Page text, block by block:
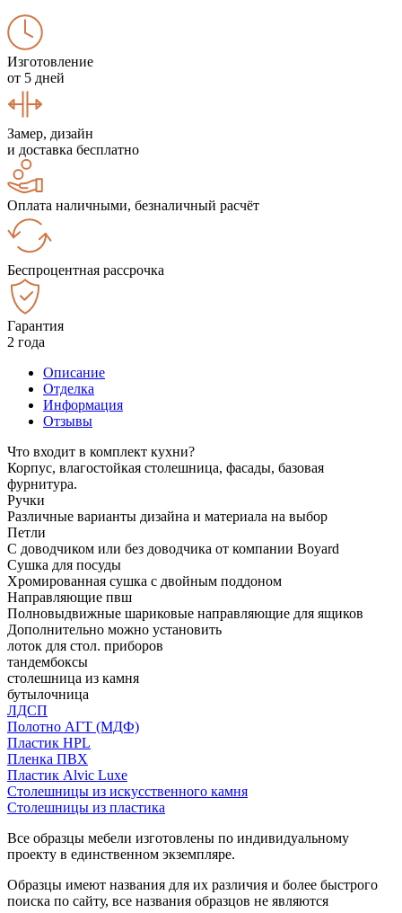
Изготовление
от 5 дней
Замер, дизайн
и доставка бесплатно
Оплата наличными, безналичный расчёт
Беспроцентная рассрочка
Гарантия
2 года
Описание
Отделка
Информация
Отзывы
Что входит в комплект кухни?
Корпус, влагостойкая столешница, фасады, базовая
фурнитура.
Ручки
Различные варианты дизайна и материала на выбор
Петли
С доводчиком или без доводчика от компании Boyard
Сушка для посуды
Хромированная сушка с двойным поддоном
Направляющие пвш
Полновыдвижные шариковые направляющие для ящиков
Дополнительно можно установить
лоток для стол. приборов
тандембоксы
столешница из камня
бутылочница
ЛДСП
Полотно АГТ (МДФ)
Пластик HPL
Пленка ПВХ
Пластик Alvic Luxe
Столешницы из искусственного камня
Столешницы из пластика
Все образцы мебели изготовлены по индивидуальному
проекту в единственном экземпляре.
Образцы имеют названия для их различия и более быстрого
поиска по сайту, все названия образцов не являются